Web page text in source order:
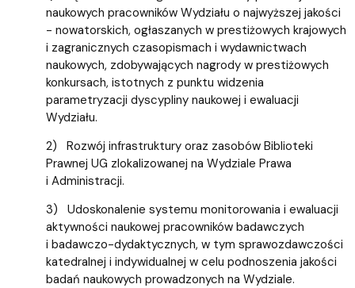
naukowych pracowników Wydziału o najwyższej jakości
- nowatorskich, ogłaszanych w prestiżowych krajowych
i zagranicznych czasopismach i wydawnictwach
naukowych, zdobywających nagrody w prestiżowych
konkursach, istotnych z punktu widzenia
parametryzacji dyscypliny naukowej i ewaluacji
Wydziału.
2) Rozwój infrastruktury oraz zasobów Biblioteki
Prawnej UG zlokalizowanej na Wydziale Prawa
i Administracji.
3) Udoskonalenie systemu monitorowania i ewaluacji
aktywności naukowej pracowników badawczych
i badawczo-dydaktycznych, w tym sprawozdawczości
katedralnej i indywidualnej w celu podnoszenia jakości
badań naukowych prowadzonych na Wydziale.